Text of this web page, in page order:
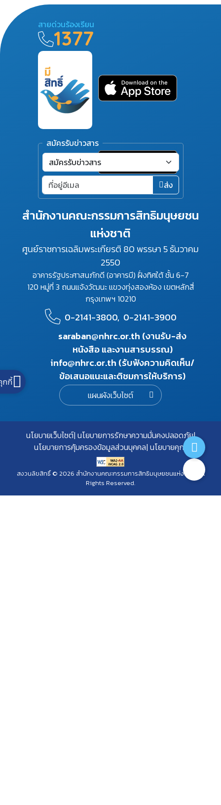
สำนักงานคณะกรรมการสิทธิมนุษยชน
แห่งชาติ
ศูนย์ราชการเฉลิมพระเกียรติ 80 พรรษา 5 ธันวาคม
2550
อาคารรัฐประศาสนภักดี (อาคารบี) ฝั่งทิศใต้ ชั้น 6-7
120 หมู่ที่ 3 ถนนแจ้งวัฒนะ แขวงทุ่งสองห้อง เขตหลักสี่
กรุงเทพฯ 10210
0-2141-3800, 0-2141-3900
saraban@nhrc.or.th (งานรับ-ส่ง
หนังสือ และงานสารบรรณ)
info@nhrc.or.th (รับฟังความคิดเห็น/
ข้อเสนอแนะและติชมการให้บริการ)
แผนผังเว็บไซต์
สายด่วนร้องเรียน
1377
สมัครรับข่าวสาร
ส่ง
นโยบายเว็บไซต์ นโยบายการรักษาความมั่นคงปลอดภัย
นโยบายการคุ้มครองข้อมูลส่วนบุคคล นโยบายคุกกี้
สงวนลิขสิทธิ์ © 2026 สำนักงานคณะกรรมการสิทธิมนุษยชนแห่งชาติ. All
Rights Reserved.
กกี้